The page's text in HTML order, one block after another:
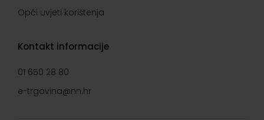
Opći uvjeti korištenja
Kontakt informacije
01 650 28 80
e-trgovina@nn.hr